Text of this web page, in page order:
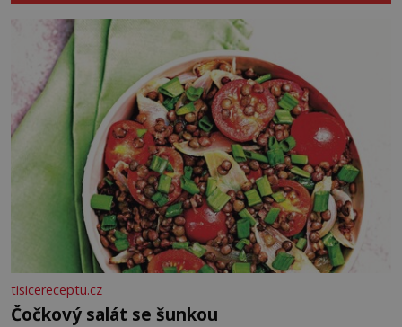
tisicereceptu.cz
Čočkový salát se šunkou